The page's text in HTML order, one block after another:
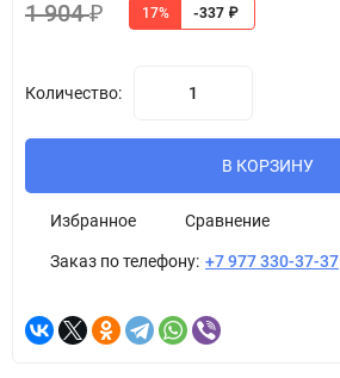
1 904₽ 17% -337 ₽
Количество:
В КОРЗИНУ
Избранное Сравнение
Заказ по телефону: +7 977 330-37-37